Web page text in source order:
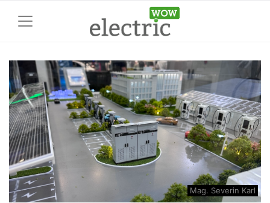
Mag. Severin Karl